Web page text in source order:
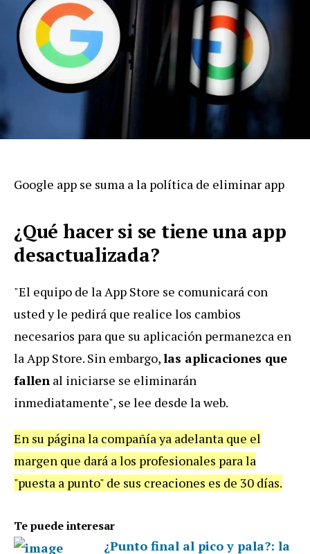
Google app se suma a la política de eliminar app
¿Qué hacer si se tiene una app
desactualizada?
"El equipo de la App Store se comunicará con
usted y le pedirá que realice los cambios
necesarios para que su aplicación permanezca en
la App Store. Sin embargo,las aplicaciones que
fallen al iniciarse se eliminarán
inmediatamente", se lee desde la web.
En su página la compañía ya adelanta que el
margen que dará a los profesionales para la
"puesta a punto" de sus creaciones es de 30 días.
Te puede interesar
¿Punto final al pico y pala?: la